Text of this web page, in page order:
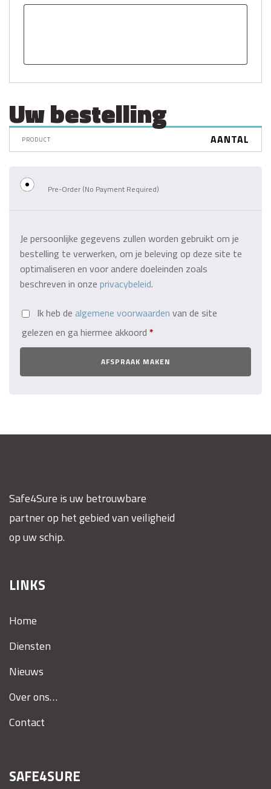
Uw bestelling
PRODUCT AANTAL
Pre-Order (No Payment Required)
Je persoonlijke gegevens zullen worden gebruikt om je
bestelling te verwerken, om je beleving op deze site te
optimaliseren en voor andere doeleinden zoals
beschreven in onze privacybeleid.
Ik heb de algemene voorwaarden van de site
gelezen en ga hiermee akkoord *
AFSPRAAK MAKEN
Safe4Sure is uw betrouwbare
partner op het gebied van veiligheid
op uw schip.
LINKS
Home
Diensten
Nieuws
Over ons…
Contact
SAFE4SURE